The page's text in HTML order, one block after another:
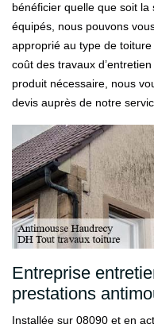
bénéficier quelle que soit
équipés, nous pouvons
approprié au type de
coût des travaux
produit nécessaire, nous
devis auprès de notre
Entreprise
prestations
Installée sur 08090 et en